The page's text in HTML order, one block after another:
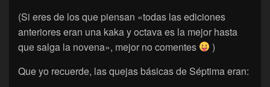
(Si eres de los que piensan «todas las ediciones
anteriores eran una kaka y octava es la mejor hasta
que salga la novena», mejor no comentes
)
Que yo recuerde, las quejas básicas de Séptima eran: